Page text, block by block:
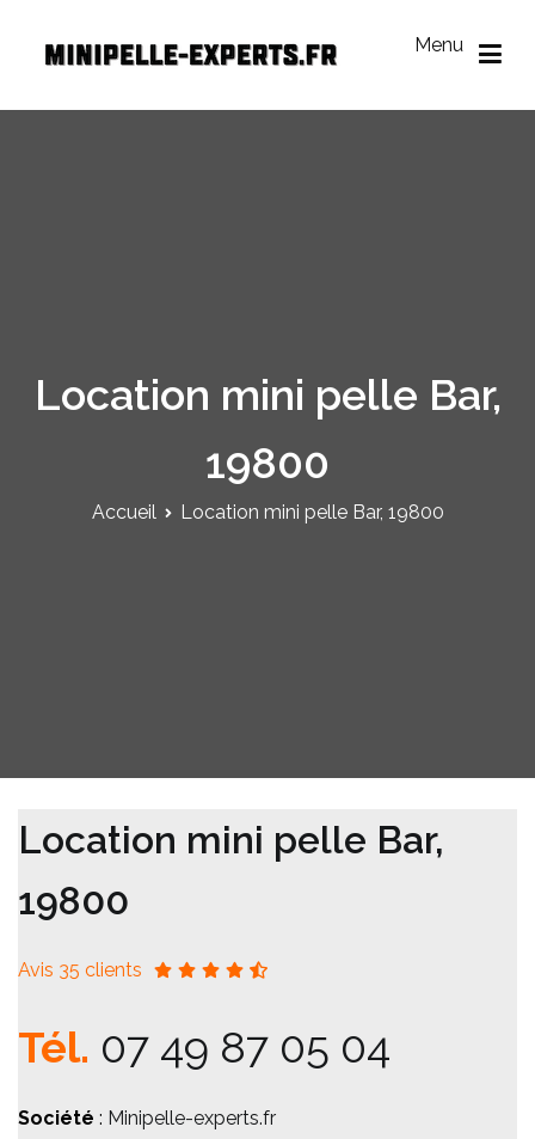
contenu
Mini Pelle Experts
Menu
Location mini pelle Bar,
19800
Accueil Location mini pelle Bar, 19800
Location mini pelle Bar,
19800
Avis 35 clients
Tél. 07 49 87 05 04
Société : Minipelle-experts.fr